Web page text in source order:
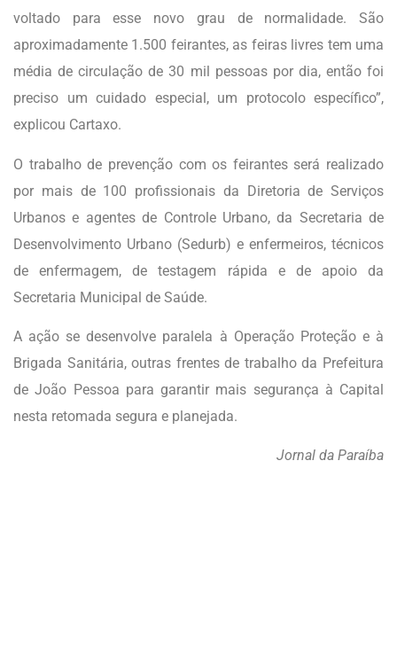
voltado para esse novo grau de normalidade. São
aproximadamente 1.500 feirantes, as feiras livres tem uma
média de circulação de 30 mil pessoas por dia, então foi
preciso um cuidado especial, um protocolo específico”,
explicou Cartaxo.
O trabalho de prevenção com os feirantes será realizado
por mais de 100 profissionais da Diretoria de Serviços
Urbanos e agentes de Controle Urbano, da Secretaria de
Desenvolvimento Urbano (Sedurb) e enfermeiros, técnicos
de enfermagem, de testagem rápida e de apoio da
Secretaria Municipal de Saúde.
A ação se desenvolve paralela à Operação Proteção e à
Brigada Sanitária, outras frentes de trabalho da Prefeitura
de João Pessoa para garantir mais segurança à Capital
nesta retomada segura e planejada.
Jornal da Paraíba